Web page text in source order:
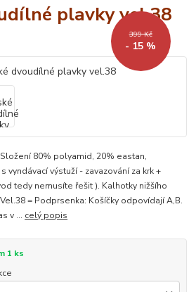
plavky vel.38
399 Kč
- 15 %
80% polyamid, 20% eastan,
vyndávací výstuží - zavazování za krk +
tedy nemusíte řešit ). Kalhotky nižšího
= Podprsenka: Košíčky odpovídají A,B.
v ... celý popis
1 ks